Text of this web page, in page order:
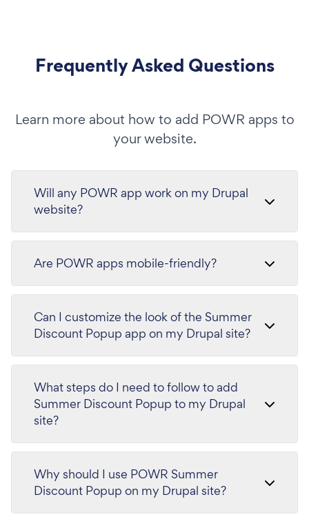
Frequently Asked Questions
Learn more about how to add POWR apps to
your website.
Will any POWR app work on my Drupal
website?
Are POWR apps mobile-friendly?
Can I customize the look of the Summer
Discount Popup app on my Drupal site?
What steps do I need to follow to add
Summer Discount Popup to my Drupal
site?
Why should I use POWR Summer
Discount Popup on my Drupal site?